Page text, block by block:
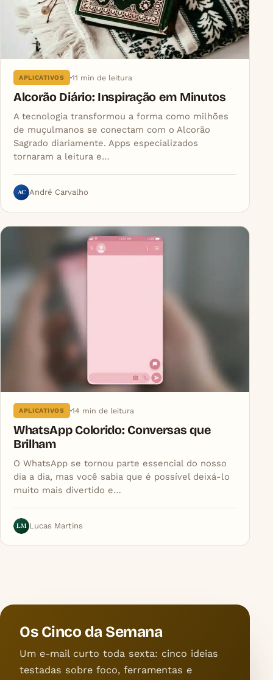
APLICATIVOS 11 min de leitura
Alcorão Diário: Inspiração em Minutos
A tecnologia transformou a forma como milhões
de muçulmanos se conectam com o Alcorão
Sagrado diariamente. Apps especializados
tornaram a leitura e…
AC André Carvalho
APLICATIVOS 14 min de leitura
WhatsApp Colorido: Conversas que
Brilham
O WhatsApp se tornou parte essencial do nosso
dia a dia, mas você sabia que é possível deixá-lo
muito mais divertido e…
LM Lucas Martins
Os Cinco da Semana
Um e-mail curto toda sexta: cinco ideias
testadas sobre foco, ferramentas e